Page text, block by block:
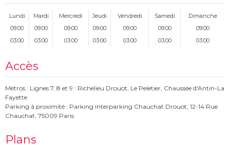
Lundi Mardi Mercredi Jeudi Vendredi Samedi
Dimanche
09:00
09:00 09:00 09:00 09:00 09:00
09:00
03:00
03:00 03:00 03:00 03:00 03:00 03:00
Accès
Métros : Lignes 7, 8 et 9 : Richelieu Drouot, Le Peletier, Chaussée d'Antin-La
Fayette
Parking à proximité : Parking interparking Chauchat Drouot, 12-14 Rue
Chauchat, 75009 Paris
Plans